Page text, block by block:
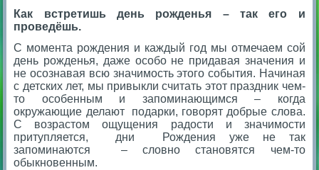
Как встретишь день рожденья – так его и
проведёшь.
С момента рождения и каждый год мы отмечаем сой
день рожденья, даже особо не придавая значения и
не осознавая всю значимость этого события. Начиная
с детских лет, мы привыкли считать этот праздник чем-
то особенным и запоминающимся – когда
окружающие делают подарки, говорят добрые слова.
С возрастом ощущения радости и значимости
притупляется, дни Рождения уже не так
запоминаются – словно становятся чем-то
обыкновенным.